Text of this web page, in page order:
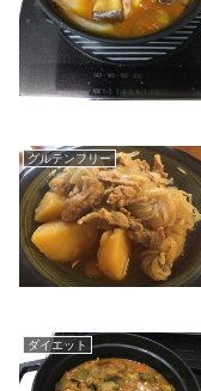
グルテンフリー
ダイエット